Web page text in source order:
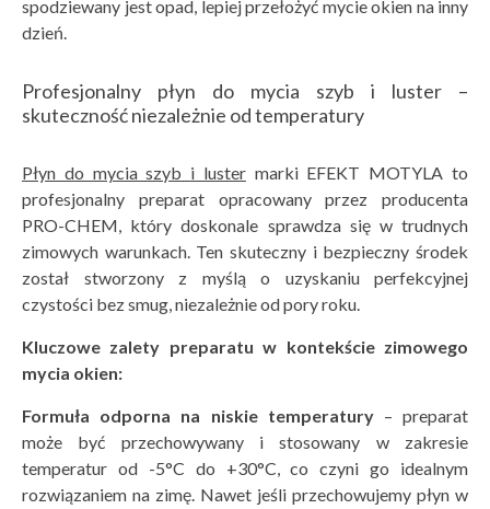
spodziewany jest opad, lepiej przełożyć mycie okien na inny
dzień.
Profesjonalny płyn do mycia szyb i luster –
skuteczność niezależnie od temperatury
Płyn do mycia szyb i lustermarki EFEKT MOTYLA to
profesjonalny preparat opracowany przez producenta
PRO-CHEM, który doskonale sprawdza się w trudnych
zimowych warunkach. Ten skuteczny i bezpieczny środek
został stworzony z myślą o uzyskaniu perfekcyjnej
czystości bez smug, niezależnie od pory roku.
Kluczowe zalety preparatu w kontekście zimowego
mycia okien:
Formuła odporna na niskie temperatury– preparat
może być przechowywany i stosowany w zakresie
temperatur od -5°C do +30°C, co czyni go idealnym
rozwiązaniem na zimę. Nawet jeśli przechowujemy płyn w